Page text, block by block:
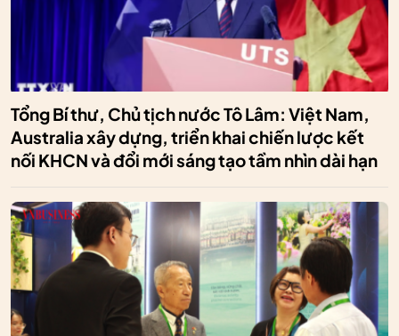
Tổng Bí thư, Chủ tịch nước Tô Lâm: Việt Nam,
Australia xây dựng, triển khai chiến lược kết
nối KHCN và đổi mới sáng tạo tầm nhìn dài hạn